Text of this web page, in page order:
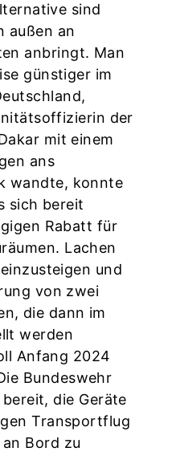
sind
außen an
anbringt. Man
günstiger im
der
mit einem
ans
wandte, konnte
sich bereit
Rabatt für
Lachen
und
von zwei
die dann im
werden
Anfang 2024
Bundeswehr
die Geräte
Transportflug
Bord zu